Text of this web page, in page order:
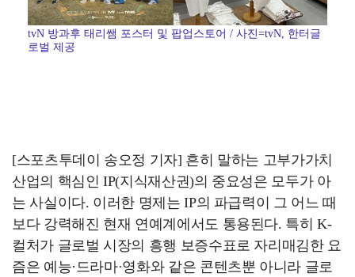
tvN 방과후 태리쌤 포스터 및 팝업스토어 / 사진=tvN, 한터글
로벌 제공
[스포츠투데이 송오정 기자] 흔히 말하는 고부가가치
산업의 핵심인 IP(지식재산권)의 중요성은 모두가 아
는 사실이다. 이러한 명제는 IP의 파급력이 그 어느 때
보다 강력해진 현재 연예계에서도 통용된다. 특히 K-
컬처가 글로벌 시장의 흥행 보증수표로 자리매김한 요
즘은 예능·드라마·영화와 같은 콘텐츠뿐 아니라 글로